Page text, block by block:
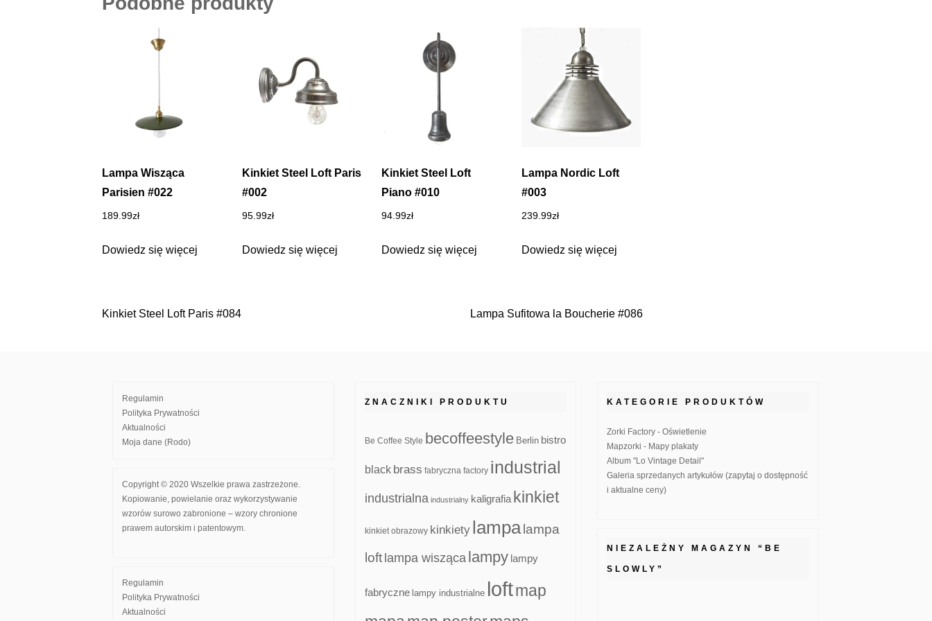
Lampa Wisząca
Parisien #022
189.99zł
Dowiedz się więcej
Kinkiet Steel Loft Paris
#002
95.99zł
Dowiedz się więcej
Kinkiet Steel Loft
Piano #010
94.99zł
Dowiedz się więcej
Lampa Nordic Loft
#003
239.99zł
Dowiedz się więcej
Nawigacja
Kinkiet Steel Loft Paris #084 Lampa Sufitowa la Boucherie #086
Regulamin
Polityka Prywatności
Aktualności
Moja dane (Rodo)
Copyright © 2020 Wszelkie prawa zastrzeżone.
Kopiowanie, powielanie oraz wykorzystywanie
wzorów surowo zabronione – wzory chronione
prawem autorskim i patentowym.
Regulamin
Polityka Prywatności
Aktualności
ZNACZNIKI PRODUKTU
Be Coffee Style becoffeestyle Berlin bistro
black brass fabryczna factory industrial
industrialna industrialny kaligrafia kinkiet
kinkiet obrazowy kinkiety lampa lampa
loft lampa wisząca lampy lampy
fabryczne lampy industrialne loftmap
KATEGORIE PRODUKTÓW
Zorki Factory - Oświetlenie
Mapzorki - Mapy plakaty
Album "Lo Vintage Detail"
Galeria sprzedanych artykułów (zapytaj o dostępność
i aktualne ceny)
NIEZALEŻNY MAGAZYN “BE
SLOWLY”